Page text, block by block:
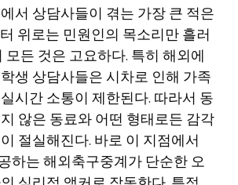
서 상담사들이 겪는 가장 큰 적은
위로는 민원인의 목소리만 흘러
모든 것은 고요하다. 특히 해외에
생 상담사들은 시차로 인해 가족
시간 소통이 제한된다. 따라서 동
않은 동료와 어떤 형태로든 감각
절실해진다. 바로 이 지점에서
하는 해외축구중계가 단순한 오